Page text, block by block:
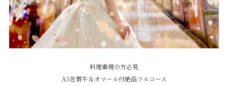
料理重視の方必見
A5佐賀牛＆オマール付絶品フルコース